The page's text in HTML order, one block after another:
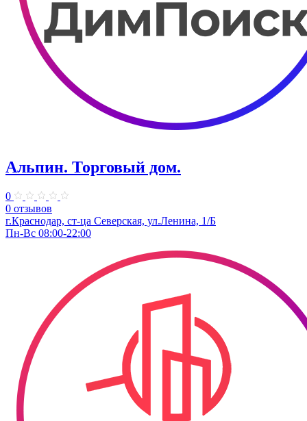
Альпин. Торговый дом.
0
0 отзывов
г.Краснодар, ст-ца Северская, ул.Ленина, 1/Б
Пн-Вс 08:00-22:00